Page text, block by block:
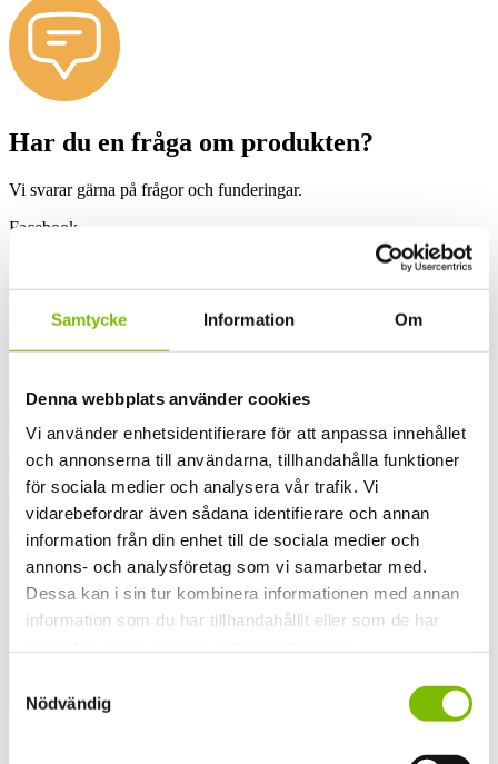
Samtycke Information Om
Denna webbplats använder cookies
Vi använder enhetsidentifierare för att anpassa innehållet
och annonserna till användarna, tillhandahålla funktioner
för sociala medier och analysera vår trafik. Vi
vidarebefordrar även sådana identifierare och annan
information från din enhet till de sociala medier och
annons- och analysföretag som vi samarbetar med.
Dessa kan i sin tur kombinera informationen med annan
information som du har tillhandahållit eller som de har
Nödvändig
Har du en fråga om produkten?
Vi svarar gärna på frågor och funderingar.
Facebook
Detta fält används för valideringsändamål och ska lämnas
oförändrat.
Ditt namn
(Obligatoriskt)
Din e-postadress(Obligatoriskt)
Ditt telefonnummer(Obligatoriskt)
Postnummer(Obligatoriskt)
(Obligatoriskt)
Jag godkänner härmed att Expodul Inredningar Aktiebolag